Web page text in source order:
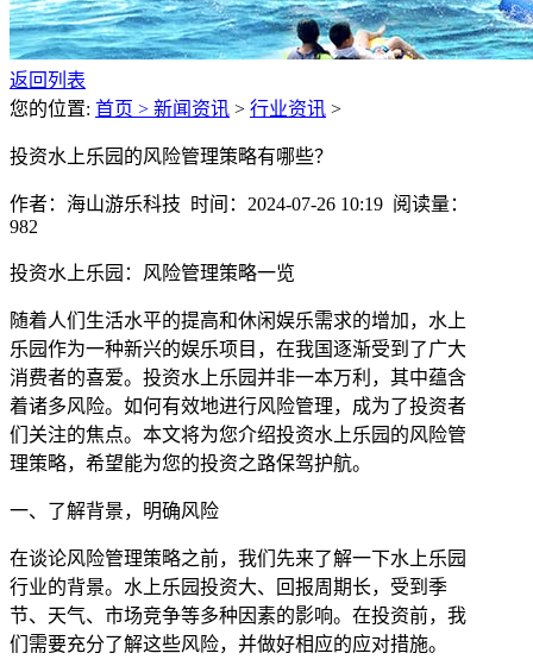
返回列表
您的位置: 首页 > 新闻资讯 > 行业资讯 >
投资水上乐园的风险管理策略有哪些？
作者：海山游乐科技 时间：2024-07-26 10:19 阅读量：
982
投资水上乐园：风险管理策略一览
随着人们生活水平的提高和休闲娱乐需求的增加，水上
乐园作为一种新兴的娱乐项目，在我国逐渐受到了广大
消费者的喜爱。投资水上乐园并非一本万利，其中蕴含
着诸多风险。如何有效地进行风险管理，成为了投资者
们关注的焦点。本文将为您介绍投资水上乐园的风险管
理策略，希望能为您的投资之路保驾护航。
一、了解背景，明确风险
在谈论风险管理策略之前，我们先来了解一下水上乐园
行业的背景。水上乐园投资大、回报周期长，受到季
节、天气、市场竞争等多种因素的影响。在投资前，我
们需要充分了解这些风险，并做好相应的应对措施。